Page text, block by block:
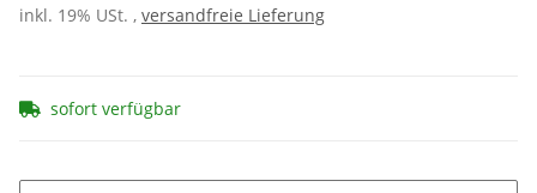
inkl. 19% USt. , versandfreie Lieferung
sofort verfügbar